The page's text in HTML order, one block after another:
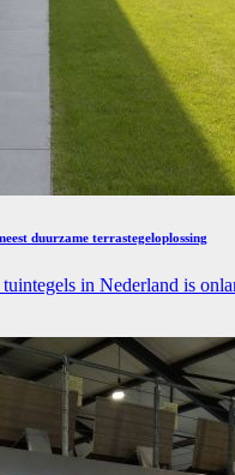
duurzame terrastegeloplossing
in Nederland is